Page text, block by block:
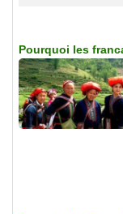
Pourquoi les